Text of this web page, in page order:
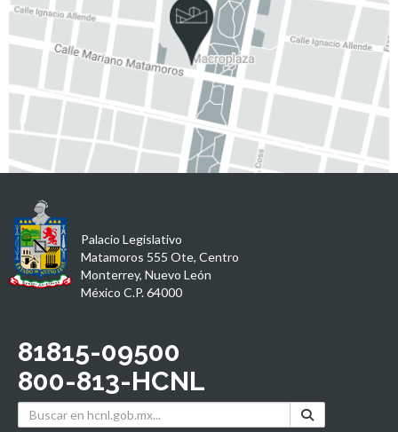
Palacio Legislativo
Matamoros 555 Ote, Centro
Monterrey, Nuevo León
México C.P. 64000
81815-09500
800-813-HCNL